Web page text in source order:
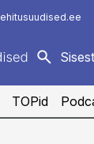
ehitusuudised.ee
TOPid